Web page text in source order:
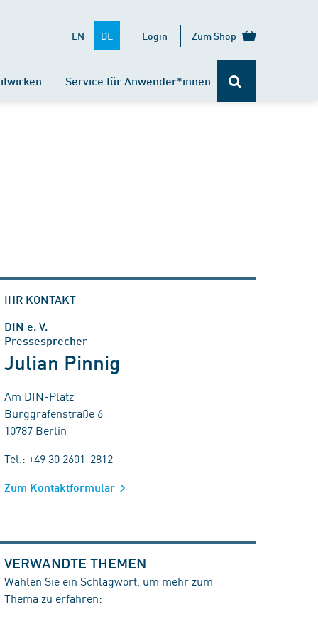
EN DE Login Zum Shop
Service für Anwender*innen
IHR KONTAKT
DIN e. V.
Pressesprecher
Julian Pinnig
Am DIN-Platz
Burggrafenstraße 6
10787 Berlin
Tel.: +49 30 2601-2812
Zum Kontaktformular
VERWANDTE THEMEN
Wählen Sie ein Schlagwort, um mehr zum
Thema zu erfahren: